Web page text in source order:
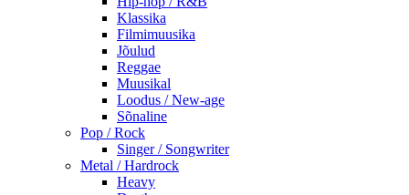
Klassika
Filmimuusika
Jõulud
Reggae
Muusikal
Loodus / New-age
Sõnaline
Pop / Rock
Singer / Songwriter
Metal / Hardrock
Heavy